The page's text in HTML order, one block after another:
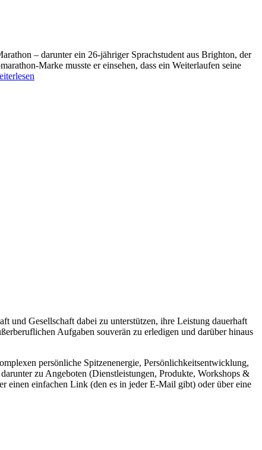
– darunter ein 26-jähriger Sprachstudent aus Brighton, der
Marke musste er einsehen, dass ein Weiterlaufen seine
und Gesellschaft dabei zu unterstützen, ihre Leistung dauerhaft
Aufgaben souverän zu erledigen und darüber hinaus
persönliche Spitzenenergie, Persönlichkeitsentwicklung,
zu Angeboten (Dienstleistungen, Produkte, Workshops &
einen einfachen Link (den es in jeder E-Mail gibt) oder über eine